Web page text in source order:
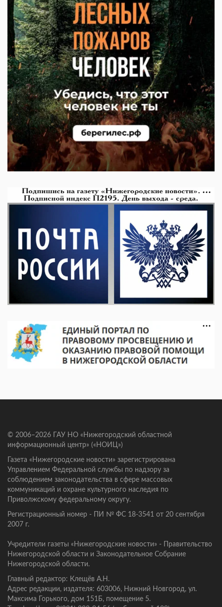
© 2006–2026 ГАУ НО «Нижегородский областной
информационный центр» («НОИЦ»)
Газета «Нижегородские новости» зарегистрирована
Управлением Федеральной службы по надзору за
соблюдением законодательства в сфере массовых
коммуникаций и охране культурного наследия по
Приволжскому федеральному округу.
Регистрационный номер - ПИ № ФС 18-3541 от 20 сентября
2007 г.
Учредители газеты «Нижегородские новости» - Правительство
Нижегородской области и Законодательное Собрание
Нижегородской области.
Главный редактор: Клещёв А.Н.
Адрес редакции, издателя: 603006, Нижний Новгород, ул.
Максима Горького, дом 151Б, помещение 5.